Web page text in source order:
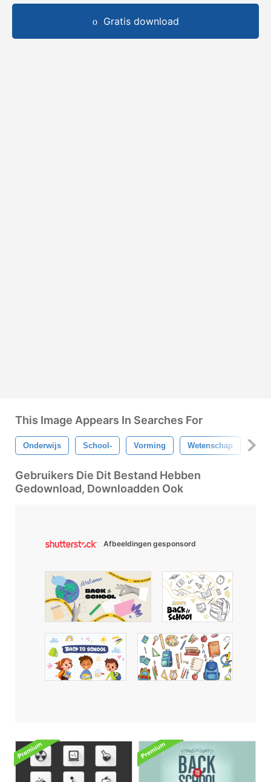
Gratis download
This Image Appears In Searches For
Onderwijs School- Vorming Wetenschap
Gebruikers Die Dit Bestand Hebben
Gedownload, Downloadden Ook
Afbeeldingen gesponsord